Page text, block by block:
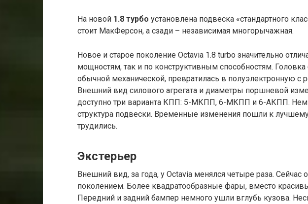
На новой 1.8 турбо установлена подвеска «стандартного
стоит МакФерсон, а сзади – независимая многорычажная.
Новое и старое поколение Octavia 1.8 turbo значительно
мощностям, так и по конструктивным способностям.
обычной механической, превратилась в полуэлектронную
Внешний вид силового агрегата и диаметры поршневой
доступно три варианта КПП: 5-МКПП, 6-МКПП и 6-АКПП.
структура подвески. Временные изменения пошли к
трудились.
Экстерьер
Внешний вид, за года, у Octavia менялся четыре раза. Сейчас
поколением. Более квадратообразные фары, вместо
Передний и задний бампер немного ушли вглубь кузова.